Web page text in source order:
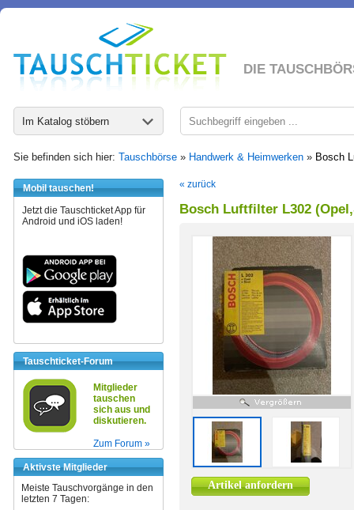
DIE
Im Katalog stöbern
Sie befinden sich hier: Tauschbörse » Handwerk & Heimwerken » Bosch
Mobil tauschen!
Jetzt die Tauschticket App für
Android und iOS laden!
Tauschticket-Forum
Mitglieder
tauschen
sich aus und
diskutieren.
Zum Forum »
Aktivste Mitglieder
Meiste Tauschvorgänge in den
letzten 7 Tagen:
« zurück
Bosch Luftfilter L302
Artikel anfordern